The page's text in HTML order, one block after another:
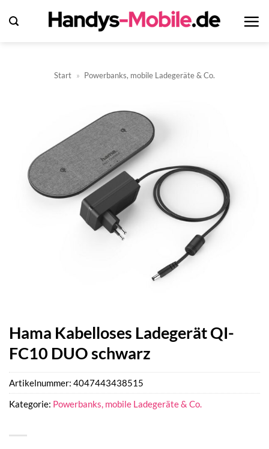
Inhalt
Start » Powerbanks, mobile Ladegeräte & Co.
Hama Kabelloses Ladegerät QI-
FC10 DUO schwarz
Artikelnummer: 4047443438515
Kategorie: Powerbanks, mobile Ladegeräte & Co.